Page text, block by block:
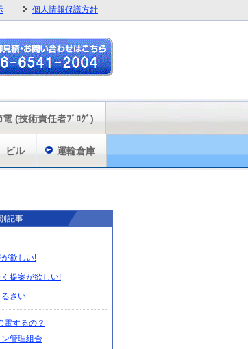
個人情報保護方針
(技術責任者ﾌﾞﾛｸﾞ)
ビル 運輸倉庫
記事
欲しい!
提案が欲しい!
さい
電するの？
管理組合